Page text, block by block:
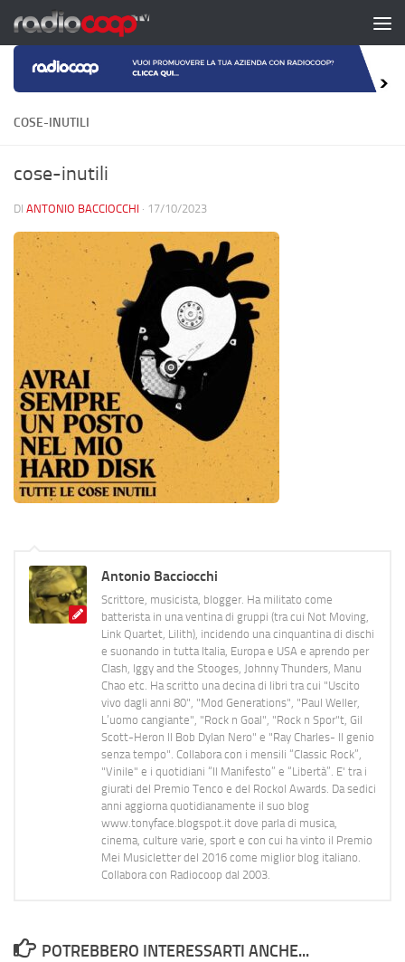
Salta al contenuto
COSE-INUTILI
cose-inutili
DI ANTONIO BACCIOCCHI · 17/10/2023
Antonio Bacciocchi
Scrittore, musicista, blogger. Ha militato come
batterista in una ventina di gruppi (tra cui Not Moving,
Link Quartet, Lilith), incidendo una cinquantina di dischi
e suonando in tutta Italia, Europa e USA e aprendo per
Clash, Iggy and the Stooges, Johnny Thunders, Manu
Chao etc. Ha scritto una decina di libri tra cui "Uscito
vivo dagli anni 80", "Mod Generations", "Paul Weller,
L’uomo cangiante", "Rock n Goal", "Rock n Spor"t, Gil
Scott-Heron Il Bob Dylan Nero" e "Ray Charles- Il genio
senza tempo". Collabora con i mensili “Classic Rock”,
"Vinile" e i quotidiani “Il Manifesto” e “Libertà”. E' tra i
giurati del Premio Tenco e del Rockol Awards. Da sedici
anni aggiorna quotidianamente il suo blog
www.tonyface.blogspot.it dove parla di musica,
cinema, culture varie, sport e con cui ha vinto il Premio
Mei Musicletter del 2016 come miglior blog italiano.
Collabora con Radiocoop dal 2003.
POTREBBERO INTERESSARTI ANCHE...